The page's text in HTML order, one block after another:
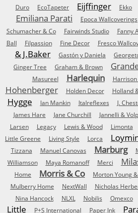
Duro
EcoTapeter Eijffinger Ekko
Emiliana Parati Epoca Wallcoverings
Schumacher & Co
Fairwinds Studio Fanny
Ball
Filpassion Fine Decor Fresco
& J.Baker
Gastón y Daniela
Ginger Tree
Graham & Brown
Masureel
Harlequin
Hohenberger Holden Decor Holland
Hygge Ian Mankin Italreflexes J.
James Hare
Jane Churchill Jannelli &
Larsen
Legacy Lewis & Wood Limonta
Little Greene
Living Style Lorca
Tizzana
Manuel Canovas Marburg
Williamson
Maya Romanoff Merci
Home
Morris & Co Morton Young
Mulberry Home
NextWall Nicholas
Nina Hancock NLXL Nobilis Omexco
Little
P+S International Paper Ink